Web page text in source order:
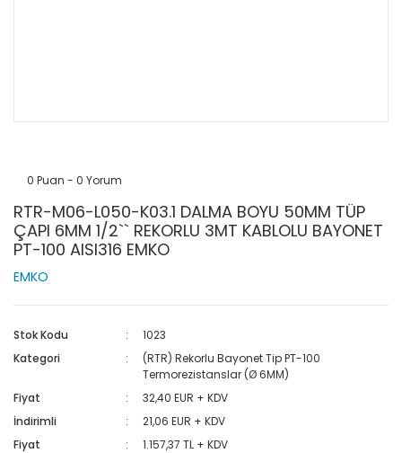
0 Puan - 0 Yorum
RTR-M06-L050-K03.1 DALMA BOYU 50MM TÜP
ÇAPI 6MM 1/2`` REKORLU 3MT KABLOLU BAYONET
PT-100 AISI316 EMKO
EMKO
Stok Kodu
1023
Kategori
(RTR) Rekorlu Bayonet Tip PT-100
Termorezistanslar (Ø 6MM)
Fiyat
32,40 EUR + KDV
İndirimli
21,06 EUR + KDV
Fiyat
1.157,37 TL + KDV